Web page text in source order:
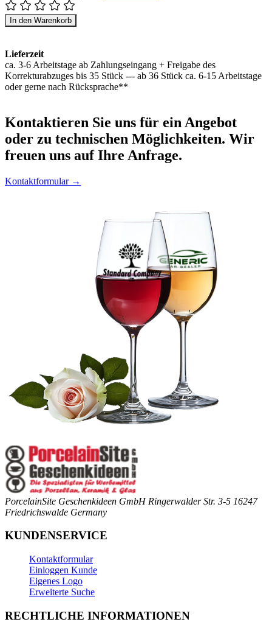
In den Warenkorb
Lieferzeit
ca. 3-6 Arbeitstage ab Zahlungseingang + Freigabe des
Korrekturabzuges bis 35 Stück --- ab 36 Stück ca. 6-15 Arbeitstage
oder gerne nach Rücksprache**
Kontaktieren Sie uns für ein Angebot
oder zu technischen Möglichkeiten. Wir
freuen uns auf Ihre Anfrage.
Kontaktformular →
PorcelainSite Geschenkideen GmbH Ringerwalder Str. 3-5 16247
Friedrichswalde Germany
KUNDENSERVICE
Kontaktformular
Einloggen Kunde
Eigenes Logo
Erweiterte Suche
RECHTLICHE INFORMATIONEN